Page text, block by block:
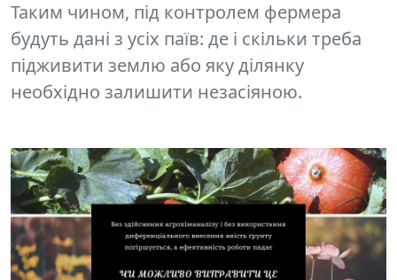
Таким чином, під контролем фермера
будуть дані з усіх паїв: де і скільки треба
підживити землю або яку ділянку
необхідно залишити незасіяною.